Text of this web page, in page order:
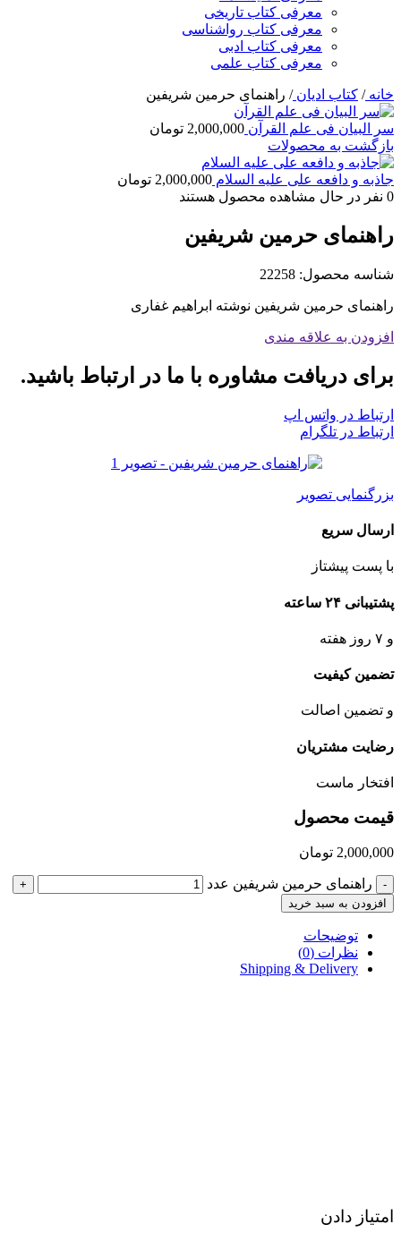
معرفی کتاب تاریخی
معرفی کتاب رواشناسی
معرفی کتاب ادبی
معرفی کتاب علمی
خانه/ کتاب ادیان/ راهنمای حرمین شریفین
سر البیان فی علم القرآن 2,000,000 تومان
بازگشت به محصولات
جاذبه و دافعه علی علیه السلام 2,000,000 تومان
0 نفر در حال مشاهده محصول هستند
راهنمای حرمین شریفین
شناسه محصول: 22258
راهنمای حرمین شریفین نوشته ابراهیم غفاری
افزودن به علاقه مندی
برای دریافت مشاوره با ما در ارتباط باشید.
ارتباط در واتس اپ
ارتباط در تلگرام
بزرگنمایی تصویر
ارسال سریع
با پست پیشتاز
پشتیبانی ۲۴ ساعته
و ۷ روز هفته
تضمین کیفیت
و تضمین اصالت
رضایت مشتریان
افتخار ماست
قیمت محصول
2,000,000 تومان
- راهنمای حرمین شریفین عدد
+
افزودن به سبد خرید
توضیحات
نظرات (0)
Shipping & Delivery
امتیاز دادن